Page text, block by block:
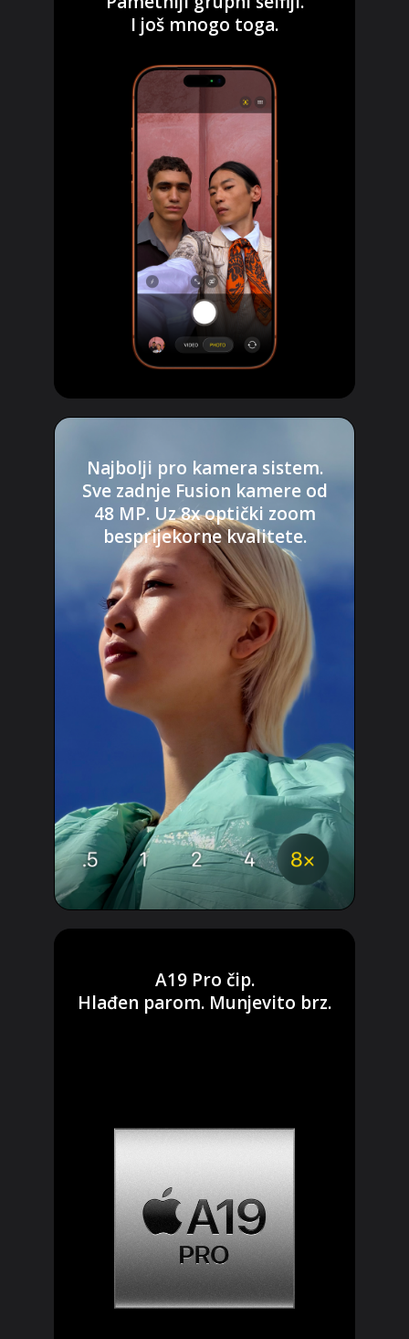
I još mnogo toga.
Najbolji pro kamera sistem.
Sve zadnje Fusion kamere od
48 MP. Uz 8x optički zoom
besprijekorne kvalitete.
A19 Pro čip.
Hlađen parom. Munjevito brz.